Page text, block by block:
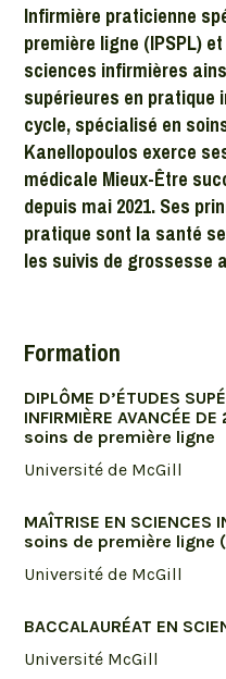
Infirmière praticienne
première ligne (IPSPL)
sciences infirmières
supérieures en pratique
cycle, spécialisé en
Kanellopoulos exerce
médicale Mieux-Être
depuis mai 2021. Ses
pratique sont la santé
les suivis de grossesse
Formation
DIPLÔME D’ÉTUDES
INFIRMIÈRE AVANCÉE
soins de première ligne
Université de McGill
MAÎTRISE EN
soins de première ligne
Université de McGill
BACCALAURÉAT EN
Université McGill